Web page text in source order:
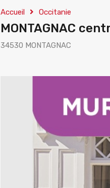
Accueil Occitanie
MONTAGNAC
34530 MONTAGNAC